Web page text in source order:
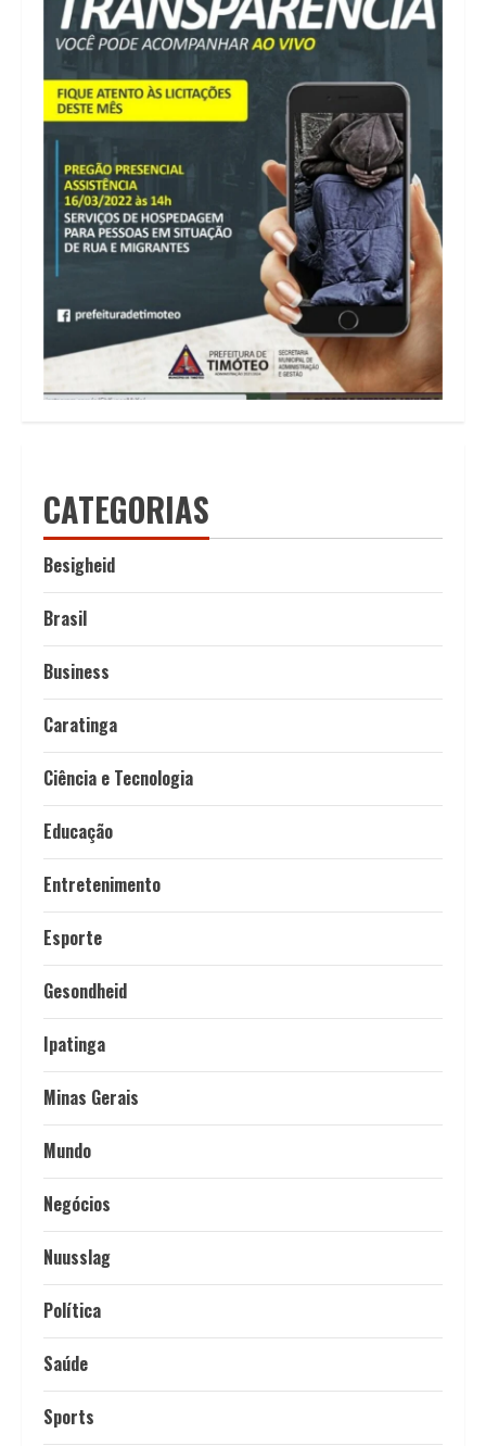
CATEGORIAS
Besigheid
Brasil
Business
Caratinga
Ciência e Tecnologia
Educação
Entretenimento
Esporte
Gesondheid
Ipatinga
Minas Gerais
Mundo
Negócios
Nuusslag
Política
Saúde
Sports